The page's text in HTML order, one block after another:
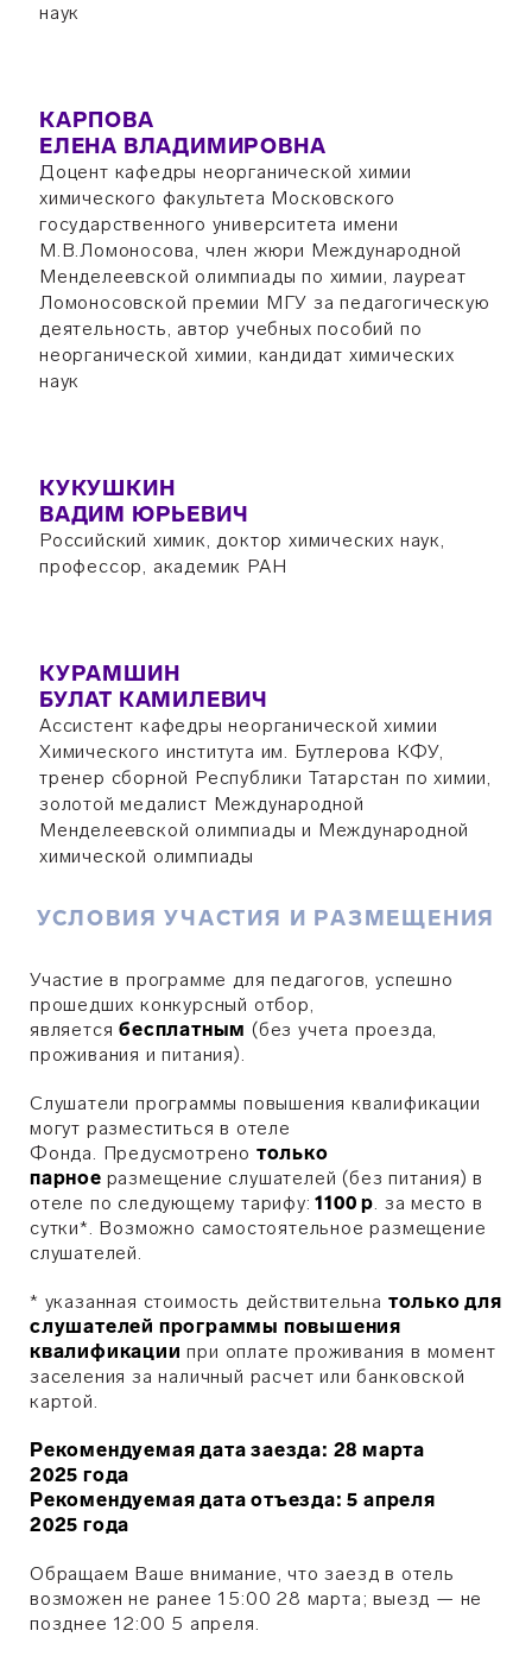
наук
КАРПОВА
ЕЛЕНА ВЛАДИМИРОВНА
Доцент кафедры неорганической химии
химического факультета Московского
государственного университета имени
М.В.Ломоносова, член жюри Международной
Менделеевской олимпиады по химии, лауреат
Ломоносовской премии МГУ за педагогическую
деятельность, автор учебных пособий по
неорганической химии, кандидат химических
наук
КУКУШКИН
ВАДИМ ЮРЬЕВИЧ
Российский химик, доктор химических наук,
профессор, академик РАН
КУРАМШИН
БУЛАТ КАМИЛЕВИЧ
Ассистент кафедры неорганической химии
Химического института им. Бутлерова КФУ,
тренер сборной Республики Татарстан по химии,
золотой медалист Международной
Менделеевской олимпиады и Международной
химической олимпиады
УСЛОВИЯ УЧАСТИЯ И РАЗМЕЩЕНИЯ
Участие в программе для педагогов, успешно
прошедших конкурсный отбор,
являетсябесплатным (без учета проезда,
проживания и питания).
Слушатели программы повышения квалификации
могут разместиться в отеле
Фонда. Предусмотрено только
парное размещение слушателей (без питания) в
отеле по следующему тарифу: 1100 р. за место в
сутки*. Возможно самостоятельное размещение
слушателей.
* указанная стоимость действительна только для
слушателей программы повышения
квалификации при оплате проживания в момент
заселения за наличный расчет или банковской
картой.
Рекомендуемая дата заезда: 28 марта
2025 года
Рекомендуемая дата отъезда: 5 апреля
2025 года
Обращаем Ваше внимание, что заезд в отель
возможен не ранее 15:0028 марта; выезд — не
позднее 12:00 5 апреля.